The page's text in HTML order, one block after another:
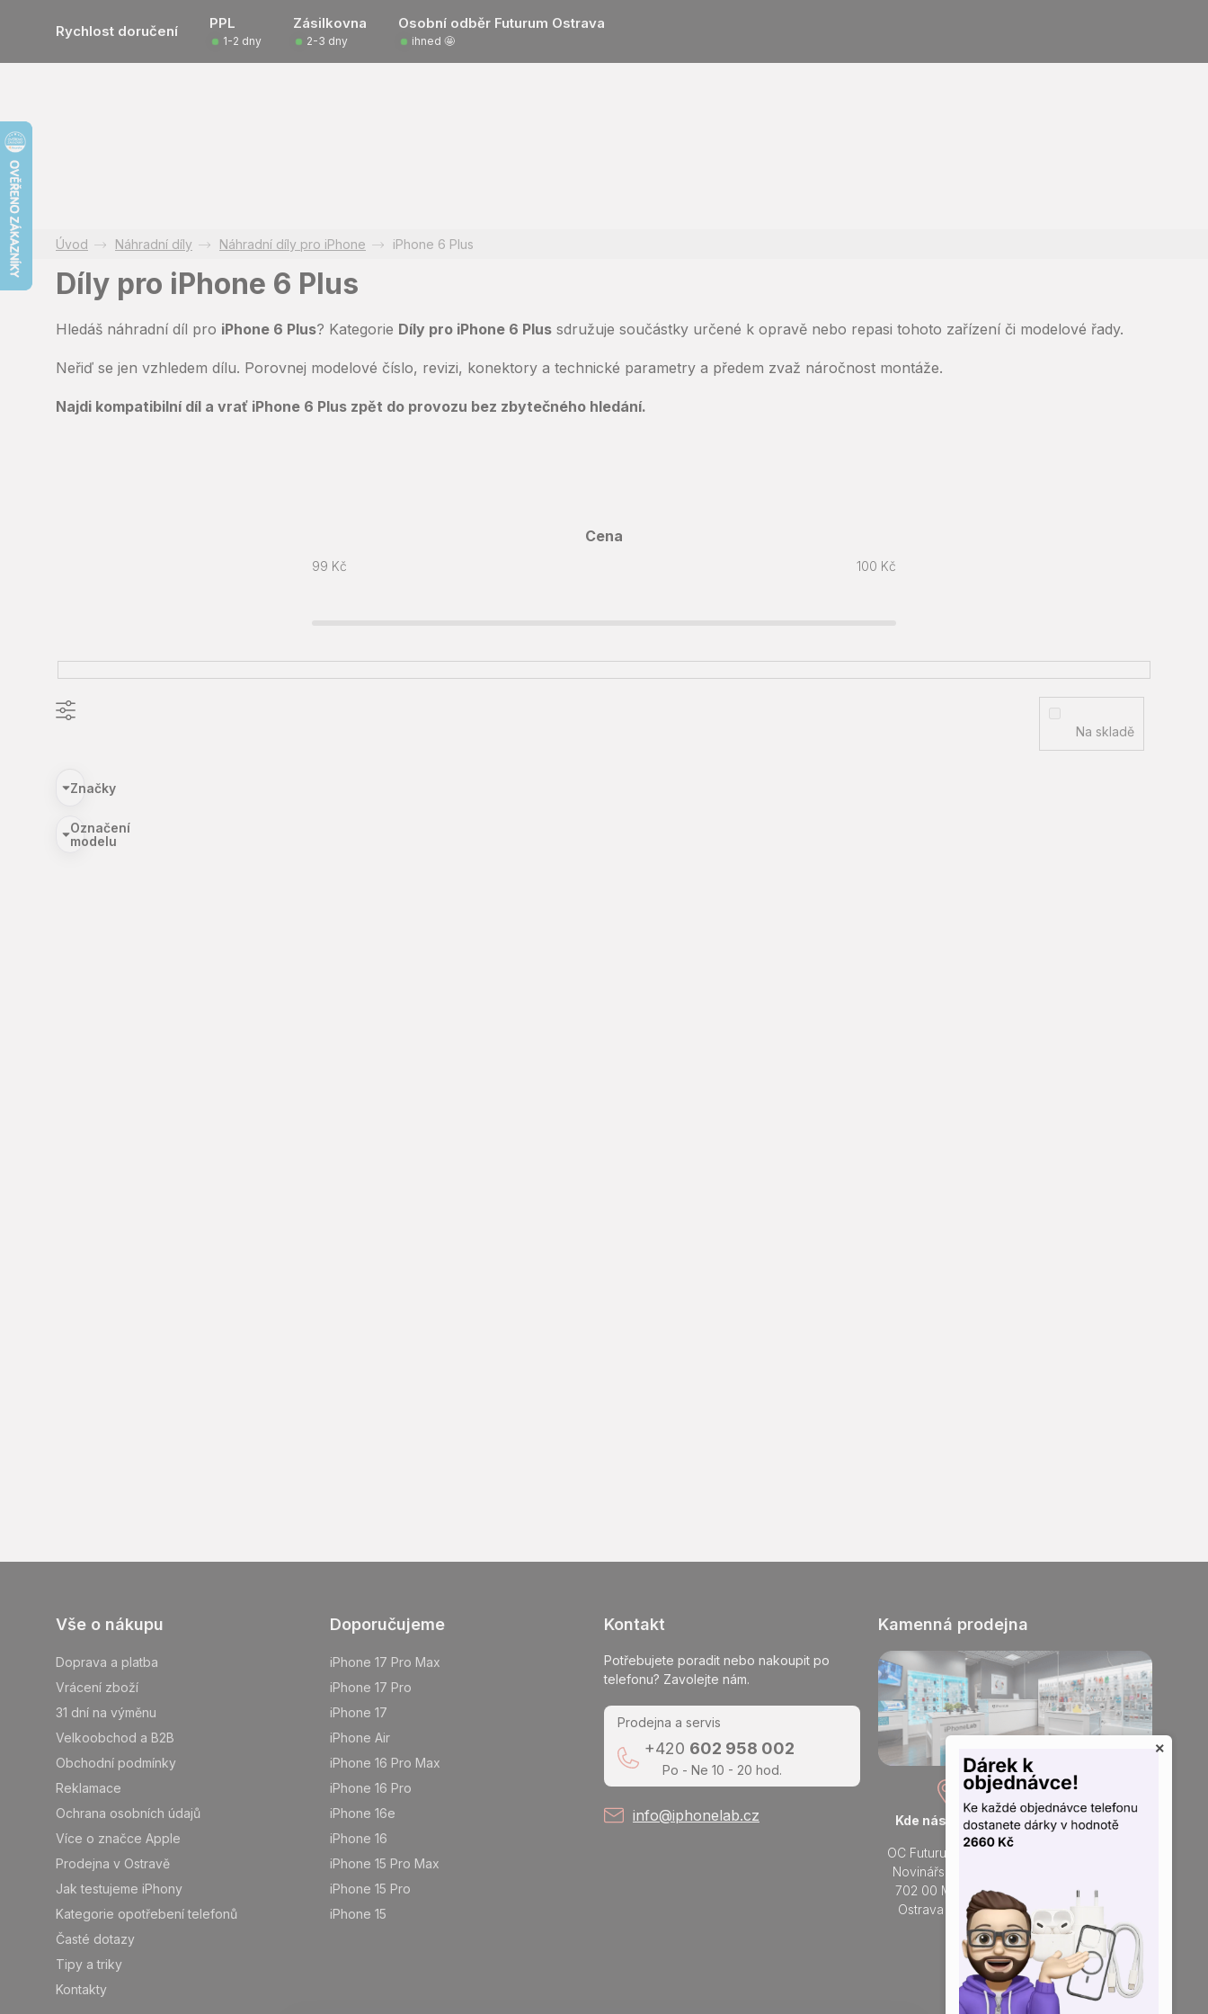
Rychlost doručení PPL Zásilkovna Osobní odběr Futurum Ostrava
1-2 dny 2-3 dny ihned 🤩
Náhradní díly Náhradní díly pro iPhone iPhone 6 Plus
Díly pro iPhone 6 Plus
Hledáš náhradní díl pro iPhone 6 Plus? Kategorie Díly pro iPhone 6 Plus sdružuje součástky určené k opravě nebo repasi tohoto zařízení či modelové řady.
Neřiď se jen vzhledem dílu. Porovnej modelové číslo, revizi, konektory a technické parametry a předem zvaž náročnost montáže.
Najdi kompatibilní díl a vrať iPhone 6 Plus zpět do provozu bez zbytečného hledání.
Cena
99 Kč 100 Kč
Na skladě
Značky
Označení
modelu
Vše o nákupu
Doprava a platba
Vrácení zboží
31 dní na výměnu
Velkoobchod a B2B
Obchodní podmínky
Reklamace
Ochrana osobních údajů
Více o značce Apple
Prodejna v Ostravě
Jak testujeme iPhony
Kategorie opotřebení telefonů
Časté dotazy
Tipy a triky
Kontakty
Doporučujeme
iPhone 17 Pro Max
iPhone 17 Pro
iPhone 17
iPhone Air
iPhone 16 Pro Max
iPhone 16 Pro
iPhone 16e
iPhone 16
iPhone 15 Pro Max
iPhone 15 Pro
iPhone 15
Kontakt
Potřebujete poradit nebo nakoupit po
telefonu? Zavolejte nám.
Prodejna a servis
+420 602 958 002
Po - Ne 10 - 20 hod.
info@iphonelab.cz
Kamenná prodejna
Kde nás najdete
OC Futurum Ostrava
Novinářská 3178/6
702 00 Moravská
Ostrava a Přívoz
Otevřeno každý den
Do prodejny
×